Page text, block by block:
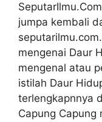
jumpa kembali
mengenai Daur
mengenal atau
istilah Daur
terlengkapnnya
Capung Capung